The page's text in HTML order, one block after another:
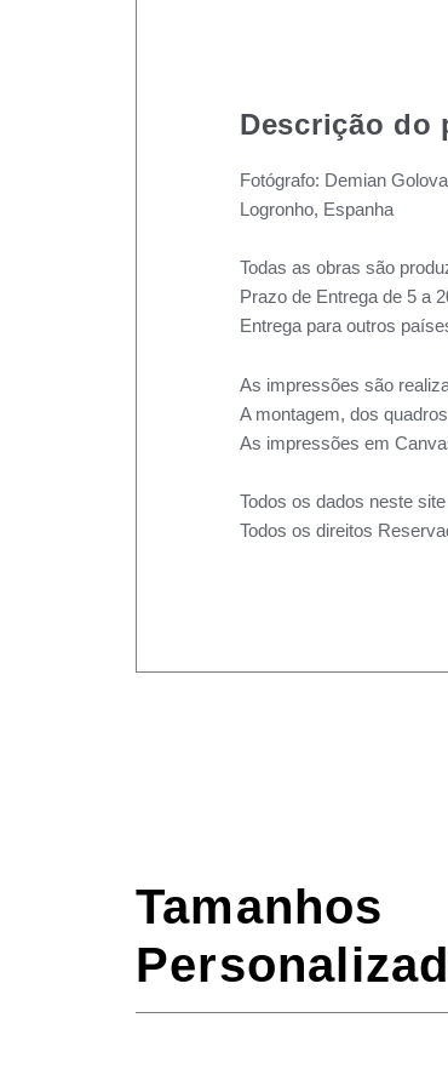
Descrição do
Fotógrafo: Demian
Logronho, Espanha
Todas as obras são
Prazo de Entrega de 5 a
Entrega para outros
As impressões são
A montagem, dos
As impressões em
Todos os dados neste
Todos os direitos
Tamanhos